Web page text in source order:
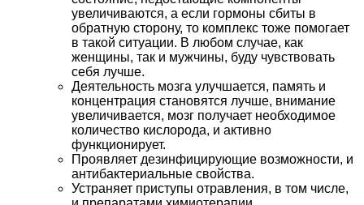
увеличиваются, а если гормоны сбиты в
обратную сторону, то комплекс тоже помогает
в такой ситуации. В любом случае, как
женщины, так и мужчины, буду чувствовать
себя лучше.
Деятельность мозга улучшается, память и
концентрация становятся лучше, внимание
увеличивается, мозг получает необходимое
количество кислорода, и активно
функционирует.
Проявляет дезинфицирующие возможности, и
антибактериальные свойства.
Устраняет приступы отравления, в том числе,